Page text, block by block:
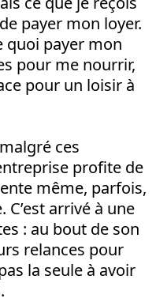
payer mon loyer.
quoi payer mon
pour me nourrir,
pour un loisir à
ces
profite de
même, parfois,
arrivé à une
: au bout de son
relances pour
la seule à avoir